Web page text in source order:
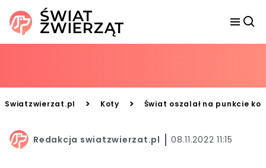
Swiatzwierzat.pl > Koty > Świat oszalał na punkcie
Redakcja swiatzwierzat.pl 08.11.2022 11:15